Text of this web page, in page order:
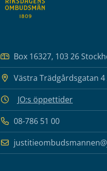
Box 16327, 103 26
Västra Trädgårdsgatan 4
JO:s öppettider
08-786 51 00